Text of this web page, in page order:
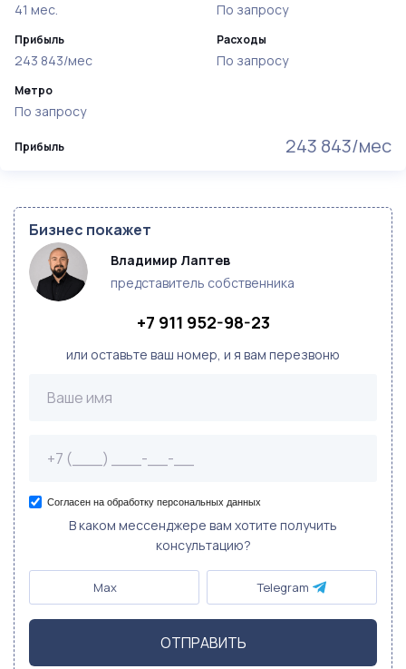
Прибыль 243 843/мес
41 мес.
Прибыль
243 843/мес
По запросу
Расходы
По запросу
Метро
По запросу
Бизнес покажет
Владимир Лаптев
представитель собственника
+7 911 952-98-23
или оставьте ваш номер, и я вам перезвоню
Согласен на обработку персональных данных
В каком мессенджере вам хотите получить
консультацию?
Max Telegram
ОТПРАВИТЬ